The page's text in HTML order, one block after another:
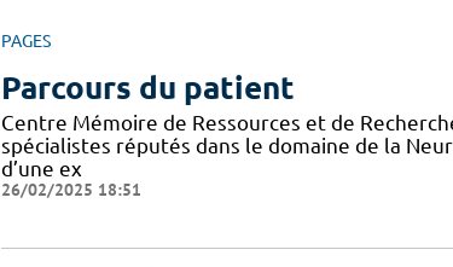
PAGES
Parcours du patient
Centre Mémoire de Ressources et de
spécialistes réputés dans le domaine de la
d’une ex
26/02/2025 18:51